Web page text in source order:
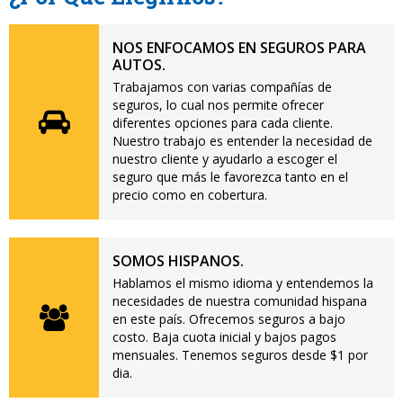
NOS ENFOCAMOS EN SEGUROS PARA
AUTOS.
Trabajamos con varias compañías de
seguros, lo cual nos permite ofrecer
diferentes opciones para cada cliente.
Nuestro trabajo es entender la necesidad de
nuestro cliente y ayudarlo a escoger el
seguro que más le favorezca tanto en el
precio como en cobertura.
SOMOS HISPANOS.
Hablamos el mismo idioma y entendemos la
necesidades de nuestra comunidad hispana
en este país. Ofrecemos seguros a bajo
costo. Baja cuota inicial y bajos pagos
mensuales. Tenemos seguros desde $1 por
dia.